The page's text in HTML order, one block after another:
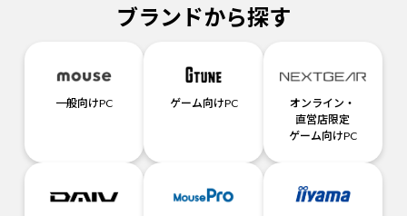
ブランドから探す
一般向けPC ゲーム向けPC
オンライン・
直営店限定
ゲーム向けPC